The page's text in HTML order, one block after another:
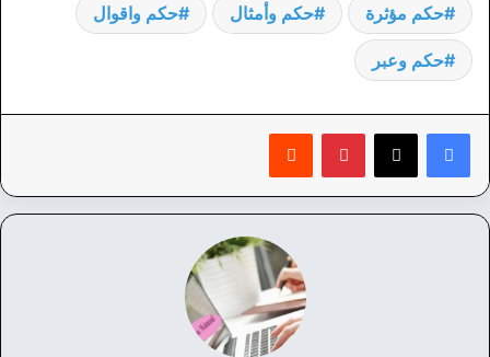
حكم مؤثرة حكم وأمثال حكم واقوال
حكم وعبر
بينتيريست